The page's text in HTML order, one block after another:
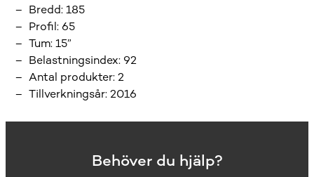
Bredd:185
Profil: 65
Tum:15”
Belastningsindex: 92
Antal produkter:2
Tillverkningsår:2016
Behöver du hjälp?